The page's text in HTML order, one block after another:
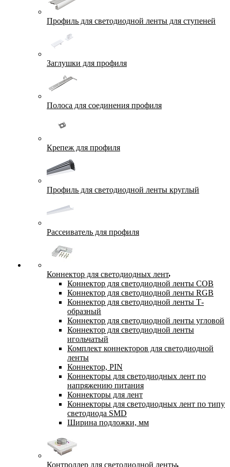
Профиль для светодиодной ленты для ступеней
Заглушки для профиля
Полоса для соединения профиля
Крепеж для профиля
Профиль для светодиодной ленты круглый
Рассеиватель для профиля
Коннектор для светодиодных лент
Коннектор для светодиодной ленты COB
Коннектор для светодиодной ленты RGB
Коннектор для светодиодной ленты Т-
образный
Коннектор для светодиодной ленты угловой
Коннектор для светодиодной ленты
игольчатый
Комплект коннекторов для светодиодной
ленты
Коннектор, PIN
Коннекторы для светодиодных лент по
напряжению питания
Коннекторы для лент
Коннекторы для светодиодных лент по типу
светодиода SMD
Ширина подложки, мм
Контроллер для светодиодной ленты